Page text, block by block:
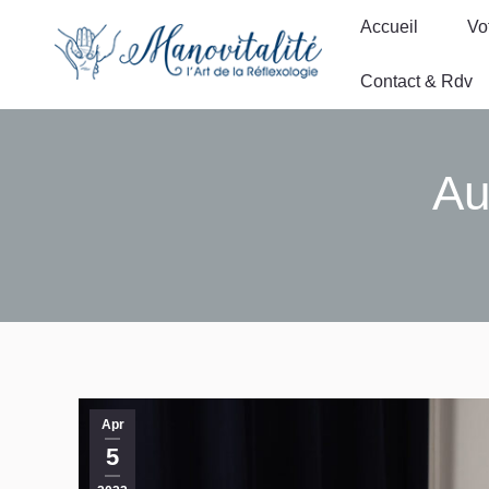
Accueil
Contact & Rdv
Apr
5
Accueil